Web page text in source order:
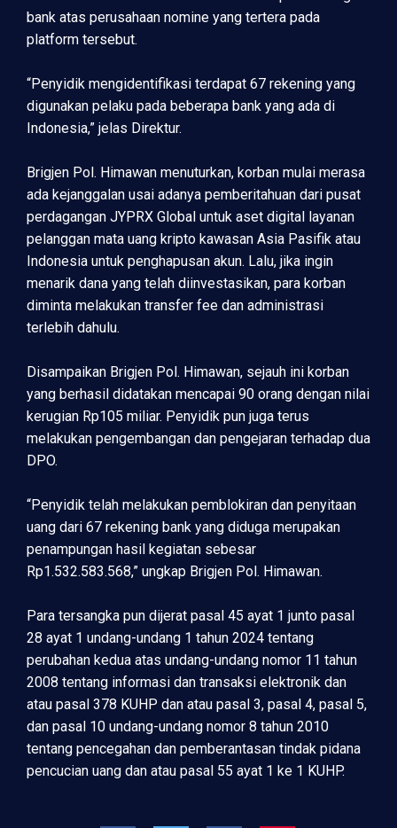
bank atas perusahaan nomine yang tertera pada
platform tersebut.
“Penyidik mengidentifikasi terdapat 67 rekening yang
digunakan pelaku pada beberapa bank yang ada di
Indonesia,” jelas Direktur.
Brigjen Pol. Himawan menuturkan, korban mulai merasa
ada kejanggalan usai adanya pemberitahuan dari pusat
perdagangan JYPRX Global untuk aset digital layanan
pelanggan mata uang kripto kawasan Asia Pasifik atau
Indonesia untuk penghapusan akun. Lalu, jika ingin
menarik dana yang telah diinvestasikan, para korban
diminta melakukan transfer fee dan administrasi
terlebih dahulu.
Disampaikan Brigjen Pol. Himawan, sejauh ini korban
yang berhasil didatakan mencapai 90 orang dengan nilai
kerugian Rp105 miliar. Penyidik pun juga terus
melakukan pengembangan dan pengejaran terhadap dua
DPO.
“Penyidik telah melakukan pemblokiran dan penyitaan
uang dari 67 rekening bank yang diduga merupakan
penampungan hasil kegiatan sebesar
Rp1.532.583.568,” ungkap Brigjen Pol. Himawan.
Para tersangka pun dijerat pasal 45 ayat 1 junto pasal
28 ayat 1 undang-undang 1 tahun 2024 tentang
perubahan kedua atas undang-undang nomor 11 tahun
2008 tentang informasi dan transaksi elektronik dan
atau pasal 378 KUHP dan atau pasal 3, pasal 4, pasal 5,
dan pasal 10 undang-undang nomor 8 tahun 2010
tentang pencegahan dan pemberantasan tindak pidana
pencucian uang dan atau pasal 55 ayat 1 ke 1 KUHP.